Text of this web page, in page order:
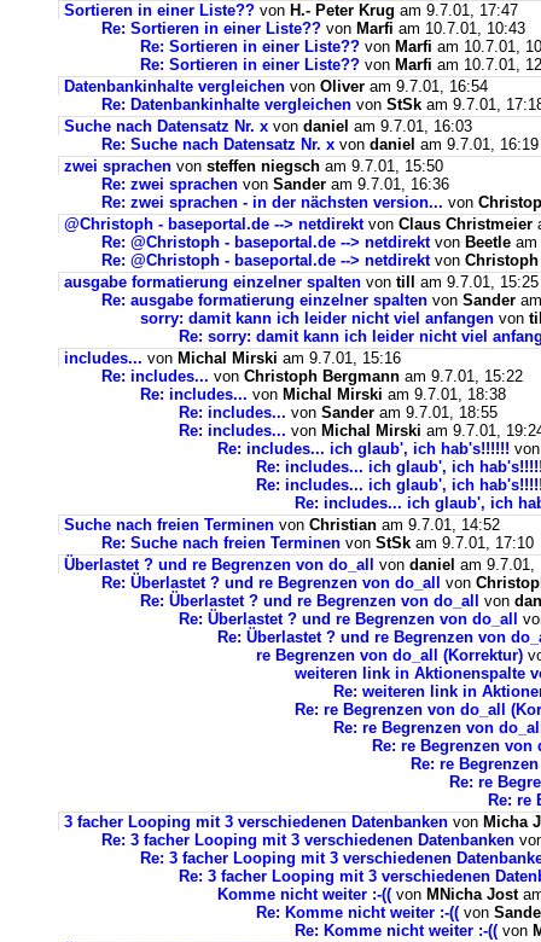
Sortieren in einer Liste?? von H.- Peter Krug am 9.7.01, 17:47
Re: Sortieren in einer Liste?? von Marfi am 10.7.01, 10:43
Re: Sortieren in einer Liste?? von Marfi am 10.7.01,
Re: Sortieren in einer Liste?? von Marfi am 10.7.01,
Datenbankinhalte vergleichen von Oliver am 9.7.01, 16:54
Re: Datenbankinhalte vergleichen von StSk am 9.7.01,
Suche nach Datensatz Nr. x von daniel am 9.7.01, 16:03
Re: Suche nach Datensatz Nr. x von daniel am 9.7.01, 16:19
zwei sprachen von steffen niegsch am 9.7.01, 15:50
Re: zwei sprachen von Sander am 9.7.01, 16:36
Re: zwei sprachen - in der nächsten version... von
@Christoph - baseportal.de --> netdirektvon Claus Christmeier
Re: @Christoph - baseportal.de --> netdirektvon Beetle am
Re: @Christoph - baseportal.de --> netdirektvon
ausgabe formatierung einzelner spalten von till
am 9.7.01, 15:25
Re: ausgabe formatierung einzelner spalten von Sander
sorry: damit kann ich leider nicht viel anfangen von
Re: sorry: damit kann ich leider nicht viel
includes... von Michal Mirski am 9.7.01, 15:16
Re: includes... von Christoph Bergmann am 9.7.01, 15:22
Re: includes... von Michal Mirski am 9.7.01, 18:38
Re: includes... von Sander am 9.7.01, 18:55
Re: includes... von Michal Mirski am 9.7.01,
Re: includes... ich glaub', ich hab's!!!!!!
Re: includes... ich glaub', ich
Re: includes... ich glaub', ich
Re: includes... ich glaub', ich
Suche nach freien Terminen von Christian am 9.7.01, 14:52
Re: Suche nach freien Terminen von StSk am 9.7.01, 17:10
Überlastet ? und re Begrenzen von do_all
von daniel am 9.7.01,
Re: Überlastet ? und re Begrenzen von do_all
von
Re: Überlastet ? und re Begrenzen von do_all
von
Re: Überlastet ? und re Begrenzen von do_all
Re: Überlastet ? und re Begrenzen von
re Begrenzen von do_all (Korrektur)
weiteren link in Aktionenspalte
Re: weiteren link in
Re: re Begrenzen von do_all
Re: re Begrenzen von
Re: re Begrenzen
Re: re
Re: re
Re: re
3 facher Looping mit 3 verschiedenen Datenbanken von Micha
Re: 3 facher Looping mit 3 verschiedenen Datenbanken
Re: 3 facher Looping mit 3 verschiedenen
Re: 3 facher Looping mit 3 verschiedenen
Komme nicht weiter :-(( von MNicha Jost
Re: Komme nicht weiter :-(( von
Re: Komme nicht weiter :-(( von